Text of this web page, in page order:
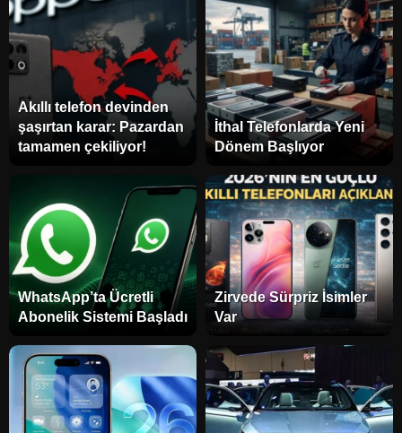
Akıllı telefon devinden
şaşırtan karar: Pazardan
tamamen çekiliyor!
İthal Telefonlarda Yeni
Dönem Başlıyor
WhatsApp’ta Ücretli
Abonelik Sistemi Başladı
Zirvede Sürpriz İsimler
Var